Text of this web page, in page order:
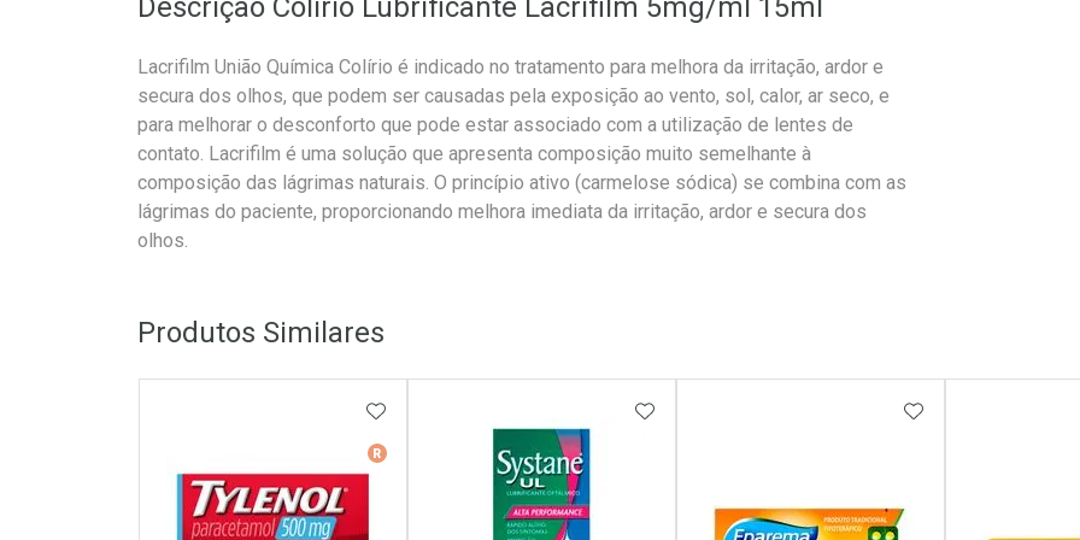
Descrição Colírio Lubrificante Lacrifilm 5mg/ml 15ml
Lacrifilm União Química Colírio é indicado no tratamento para melhora da irritação, ardor e
secura dos olhos, que podem ser causadas pela exposição ao vento, sol, calor, ar seco, e
para melhorar o desconforto que pode estar associado com a utilização de lentes de
contato. Lacrifilm é uma solução que apresenta composição muito semelhante à
composição das lágrimas naturais. O princípio ativo (carmelose sódica) se combina com as
lágrimas do paciente, proporcionando melhora imediata da irritação, ardor e secura dos
olhos.
Produtos Similares
Medicamento De Referência
ADICIONAR AOS FAVORITOSADICIONAR AOS FAVORITOSADICIONAR AOS